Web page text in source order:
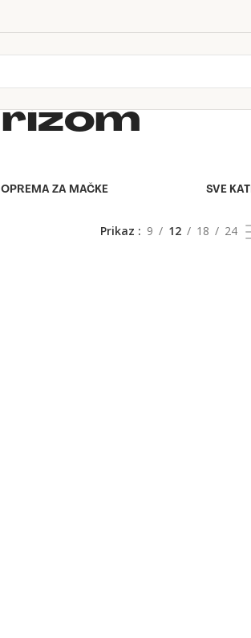
rižom
OPREMA ZA MAČKE SVE
Prikaz 9 12 18 24